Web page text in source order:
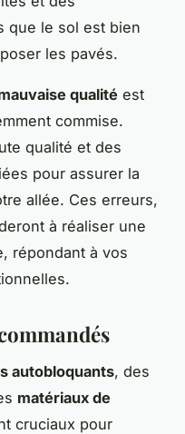
que le sol est bien
les pavés.
qualité est
commise.
qualité et des
pour assurer la
allée. Ces erreurs,
à réaliser une
répondant à vos
autobloquants, des
matériaux de
cruciaux pour